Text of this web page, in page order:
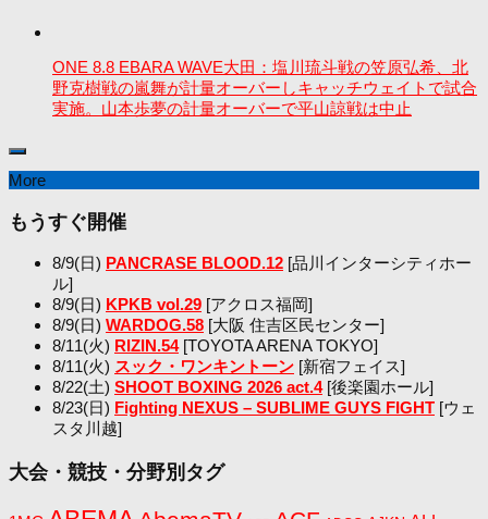
ONE 8.8 EBARA WAVE大田：塩川琉斗戦の笠原弘希、北
野克樹戦の嵐舞が計量オーバーしキャッチウェイトで試合
実施。山本歩夢の計量オーバーで平山諒戦は中止
More
もうすぐ開催
8/9(日) PANCRASE BLOOD.12 [品川インターシティホー
ル]
8/9(日) KPKB vol.29 [アクロス福岡]
8/9(日) WARDOG.58 [大阪 住吉区民センター]
8/11(火) RIZIN.54[TOYOTA ARENA TOKYO]
8/11(火) スック・ワンキントーン [新宿フェイス]
8/22(土) SHOOT BOXING 2026 act.4[後楽園ホール]
8/23(日) Fighting NEXUS – SUBLIME GUYS FIGHT [ウェ
スタ川越]
大会・競技・分野別タグ